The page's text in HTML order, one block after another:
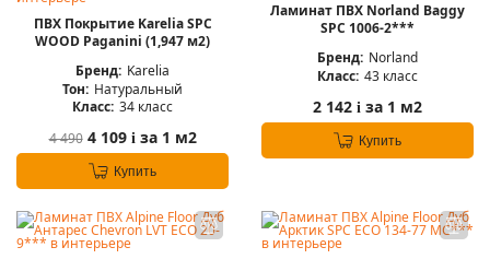
ПВХ Покрытие Karelia SPC
WOOD Paganini (1,947 м2)
Бренд: Karelia
Тон: Натуральный
Класс: 34 класс
4 490 4 109 iза 1 м2
Купить
Ламинат ПВХ Norland Baggy
SPC 1006-2***
Бренд: Norland
Класс: 43 класс
2 142 i за 1 м2
Купить